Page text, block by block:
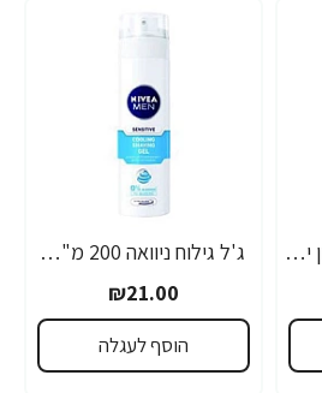
ניוואה דאודורנט רול און יבש לגבר 50 מ''ל - מבית NIVEA
ג'ל גילוח ניוואה 200 מ"ל- מבית NIVEA
₪21.00
הוסף לעגלה